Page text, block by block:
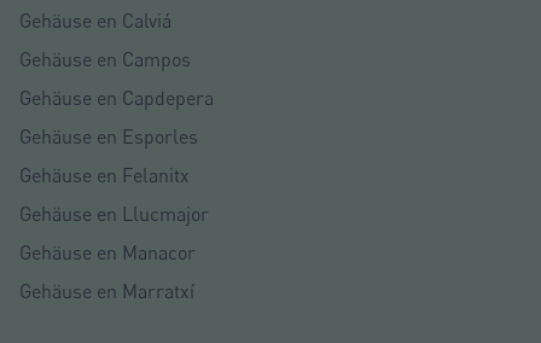
Gehäuse en Calviá
Gehäuse en Campos
Gehäuse en Capdepera
Gehäuse en Esporles
Gehäuse en Felanitx
Gehäuse en Llucmajor
Gehäuse en Manacor
Gehäuse en Marratxí